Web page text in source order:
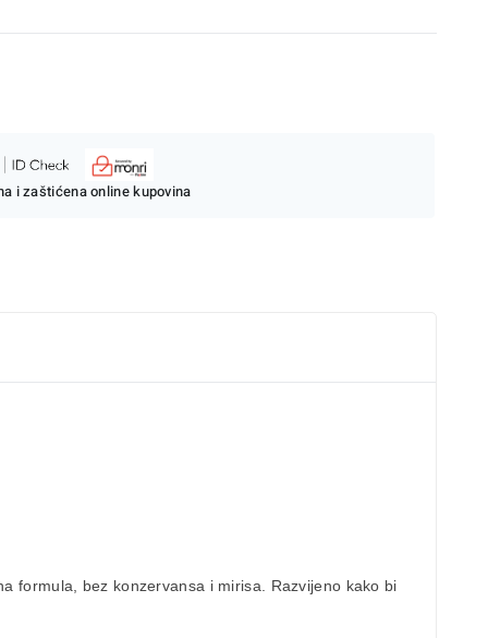
i zaštićena online kupovina
formula, bez konzervansa i mirisa. Razvijeno kako bi